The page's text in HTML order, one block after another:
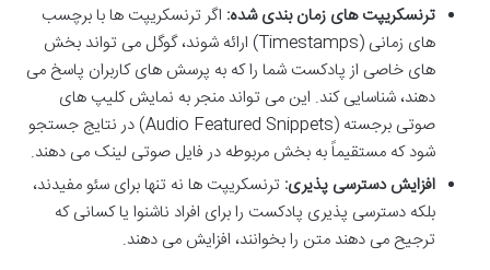
ترنسکریپت های زمان بندی شده: اگر ترنسکریپت ها با برچسب
های زمانی (Timestamps) ارائه شوند، گوگل می تواند بخش
های خاصی از پادکست شما را که به پرسش های کاربران پاسخ می
دهند، شناسایی کند. این می تواند منجر به نمایش کلیپ های
صوتی برجسته (Audio Featured Snippets) در نتایج جستجو
شود که مستقیماً به بخش مربوطه در فایل صوتی لینک می دهند.
افزایش دسترسی پذیری: ترنسکریپت ها نه تنها برای سئو مفیدند،
بلکه دسترسی پذیری پادکست را برای افراد ناشنوا یا کسانی که
ترجیح می دهند متن را بخوانند، افزایش می دهند.